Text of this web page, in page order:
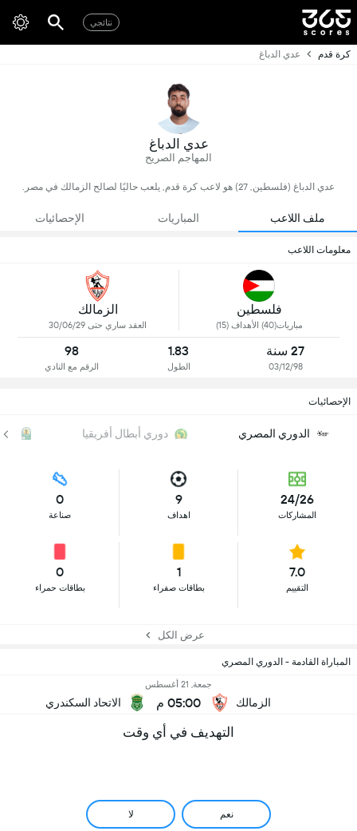
نتائجي
كرة قدم عدي الدباغ
عدي الدباغ
المهاجم الصريح
عدي الدباغ (فلسطين, 27) هو لاعب كرة قدم, يلعب حاليًا لصالح الزمالك في مصر.
ملف اللاعب المباريات الإحصائيات
معلومات اللاعب
فلسطين
مباريات(40) الأهداف (15)
الزمالك
العقد ساري حتى 30/06/29
27 سنة
03/12/98
1.83
الطول
98
الرقم مع النادي
الإحصائيات
الدوري المصري دوري أبطال أفريقيا
24/26
المشاركات
9
اهداف
0
صناعة
7.0
التقييم
1
بطاقات صفراء
0
بطاقات حمراء
عرض الكل
المباراة القادمة - الدوري المصري
الزمالك
جمعة, 21 أغسطس
05:00 م الاتحاد السكندري
التهديف في أي وقت
نعم لا